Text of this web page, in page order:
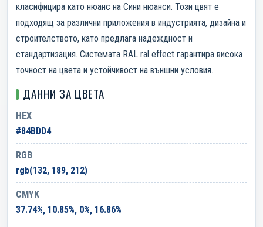
класифицира като нюанс на Сини нюанси. Този цвят е
подходящ за различни приложения в индустрията, дизайна и
строителството, като предлага надеждност и
стандартизация. Системата RAL ral effect гарантира висока
точност на цвета и устойчивост на външни условия.
ДАННИ ЗА ЦВЕТА
HEX
#84BDD4
RGB
rgb(132, 189, 212)
CMYK
37.74%, 10.85%, 0%, 16.86%